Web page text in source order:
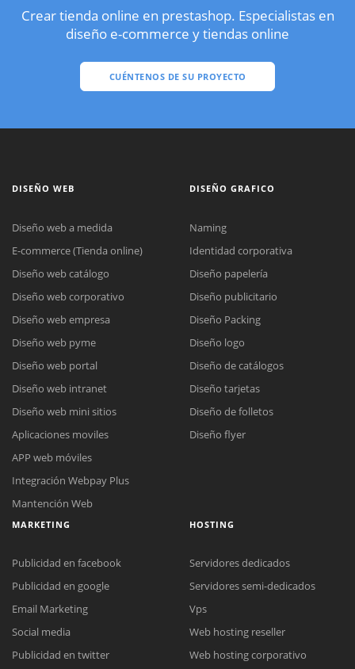
Crear tienda online en prestashop. Especialistas en
diseño e-commerce y tiendas online
CUÉNTENOS DE SU PROYECTO
DISEÑO WEB
Diseño web a medida
E-commerce (Tienda online)
Diseño web catálogo
Diseño web corporativo
Diseño web empresa
Diseño web pyme
Diseño web portal
Diseño web intranet
Diseño web mini sitios
Aplicaciones moviles
APP web móviles
Integración Webpay Plus
Mantención Web
DISEÑO GRAFICO
Naming
Identidad corporativa
Diseño papelería
Diseño publicitario
Diseño Packing
Diseño logo
Diseño de catálogos
Diseño tarjetas
Diseño de folletos
Diseño flyer
MARKETING
Publicidad en facebook
Publicidad en google
Email Marketing
Social media
Publicidad en twitter
HOSTING
Servidores dedicados
Servidores semi-dedicados
Vps
Web hosting reseller
Web hosting corporativo